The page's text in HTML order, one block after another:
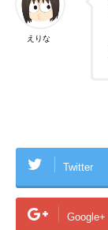
えりな
Twitter
Google+